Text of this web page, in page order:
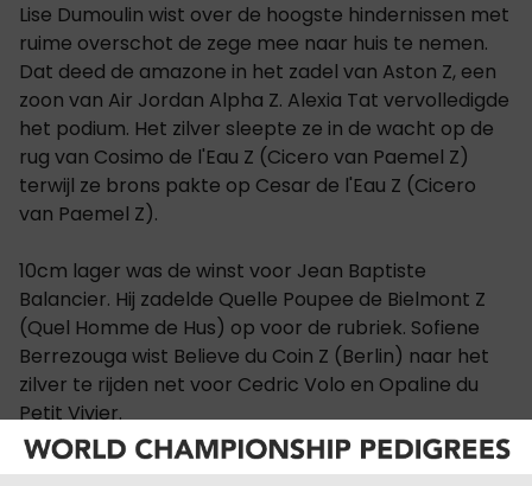
Lise Dumoulin wist over de hoogste hindernissen met
ruime overschot de zege mee naar huis te nemen.
Dat deed de amazone in het zadel van Aston Z, een
zoon van Air Jordan Alpha Z. Alexia Tat vervolledigde
het podium. Het zilver sleepte ze in de wacht op de
rug van Cosimo de l'Eau Z (Cicero van Paemel Z)
terwijl ze brons pakte op Cesar de l'Eau Z (Cicero
van Paemel Z).
10cm lager was de winst voor Jean Baptiste
Balancier. Hij zadelde Quelle Poupee de Bielmont Z
(Quel Homme de Hus) op voor de rubriek. Sofiene
Berrezouga wist Believe du Coin Z (Berlin) naar het
zilver te rijden net voor Cedric Volo en Opaline du
Petit Vivier.
Nora Coomans wist de 1.10m rubriek op haar naam